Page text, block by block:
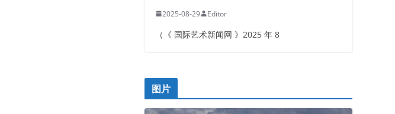
2025-08-29 Editor
（《 国际艺术新闻网 》2025 年 8
图片